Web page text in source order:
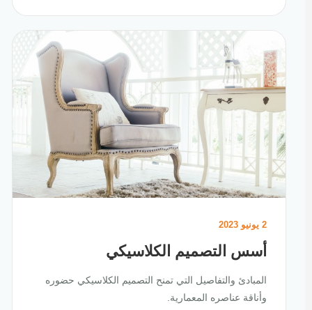
أسس التصميم الكلاسيكي
المبادئ والتفاصيل التي تمنح التصميم الكلاسيكي حضوره
وأناقة عناصره المعمارية.